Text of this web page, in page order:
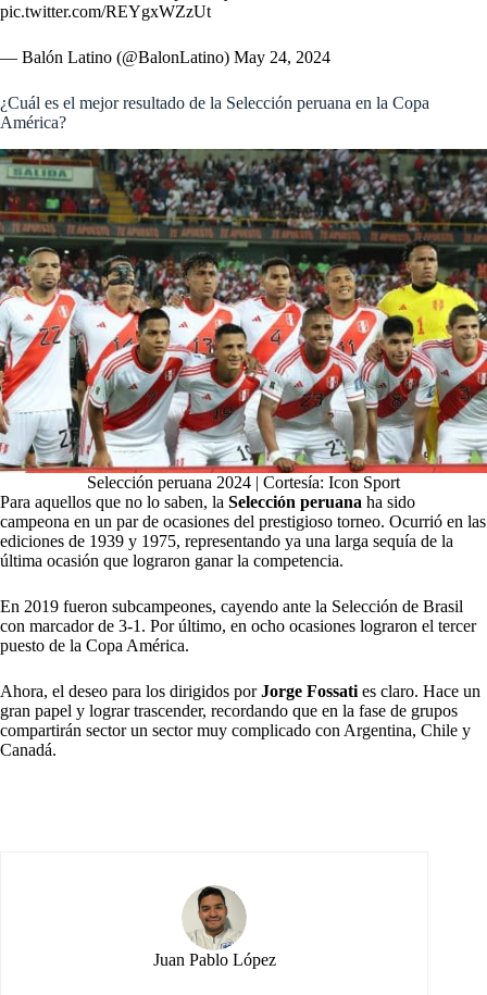
pic.twitter.com/REYgxWZzUt
— Balón Latino (@BalonLatino) May 24, 2024
¿Cuál es el mejor resultado de la Selección peruana en la Copa
América?
Selección peruana 2024 | Cortesía: Icon Sport
Para aquellos que no lo saben, la Selección peruana ha sido
campeona en un par de ocasiones del prestigioso torneo. Ocurrió en las
ediciones de 1939 y 1975, representando ya una larga sequía de la
última ocasión que lograron ganar la competencia.
En 2019 fueron subcampeones, cayendo ante la Selección de Brasil
con marcador de 3-1. Por último, en ocho ocasiones lograron el tercer
puesto de la Copa América.
Ahora, el deseo para los dirigidos porJorge Fossaties claro. Hace un
gran papel y lograr trascender, recordando que en la fase de grupos
compartirán sector un sector muy complicado con Argentina, Chile y
Canadá.
Juan Pablo López